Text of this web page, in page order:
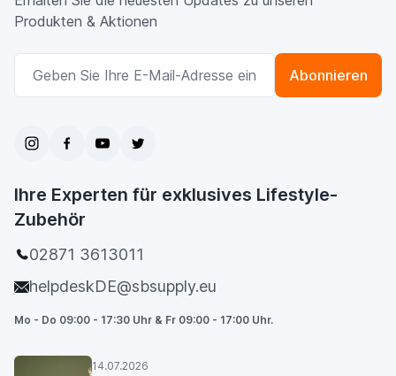
Produkten & Aktionen
E-Mailadresse
Abonnieren
Ihre Experten für exklusives Lifestyle-
Zubehör
02871 3613011
helpdeskDE@sbsupply.eu
Mo - Do 09:00 - 17:30 Uhr & Fr 09:00 - 17:00 Uhr.
14.07.2026